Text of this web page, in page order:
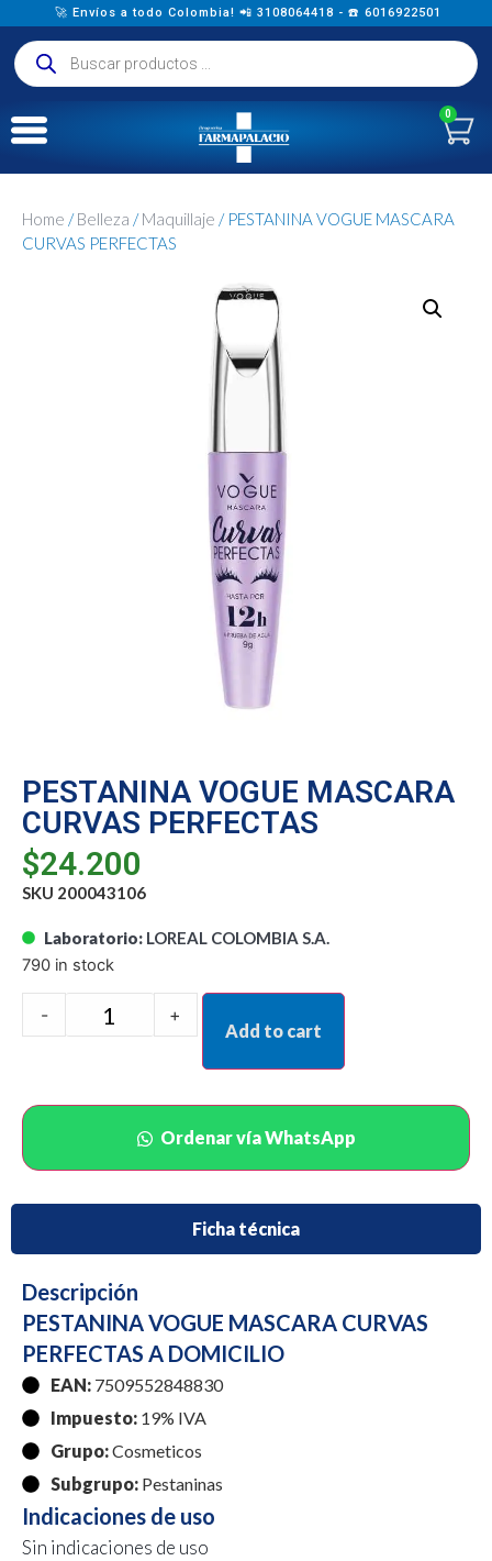
🚀 Envíos a todo Colombia! 📲 3108064418 - ☎️ 6016922501
0
Home /Belleza /Maquillaje / PESTANINA VOGUE MASCARA
CURVAS PERFECTAS
PESTANINA VOGUE MASCARA
CURVAS PERFECTAS
$24.200
SKU 200043106
Laboratorio: LOREAL COLOMBIA S.A.
790 in stock
- +
Add to cart
Ordenar vía WhatsApp
Ficha técnica
Descripción
PESTANINA VOGUE MASCARA CURVAS
PERFECTAS A DOMICILIO
EAN: 7509552848830
Impuesto: 19% IVA
Grupo:Cosmeticos
Subgrupo: Pestaninas
Indicaciones de uso
Sin indicaciones de uso